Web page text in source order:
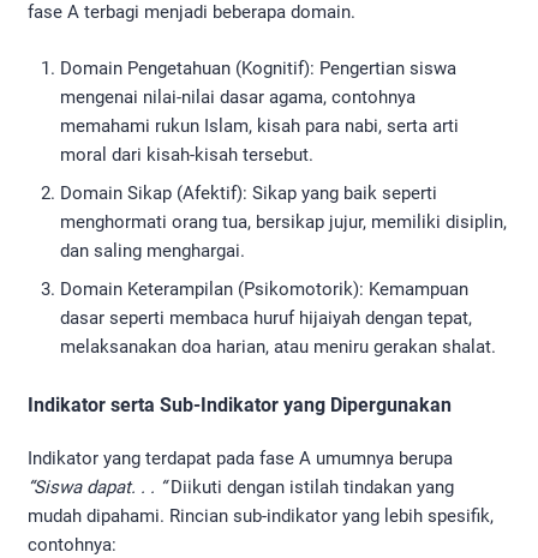
fase A terbagi menjadi beberapa domain.
Domain Pengetahuan (Kognitif): Pengertian siswa
mengenai nilai-nilai dasar agama, contohnya
memahami rukun Islam, kisah para nabi, serta arti
moral dari kisah-kisah tersebut.
Domain Sikap (Afektif): Sikap yang baik seperti
menghormati orang tua, bersikap jujur, memiliki disiplin,
dan saling menghargai.
Domain Keterampilan (Psikomotorik): Kemampuan
dasar seperti membaca huruf hijaiyah dengan tepat,
melaksanakan doa harian, atau meniru gerakan shalat.
Indikator serta Sub-Indikator yang Dipergunakan
Indikator yang terdapat pada fase A umumnya berupa
“Siswa dapat. . . “Diikuti dengan istilah tindakan yang
mudah dipahami. Rincian sub-indikator yang lebih spesifik,
contohnya: